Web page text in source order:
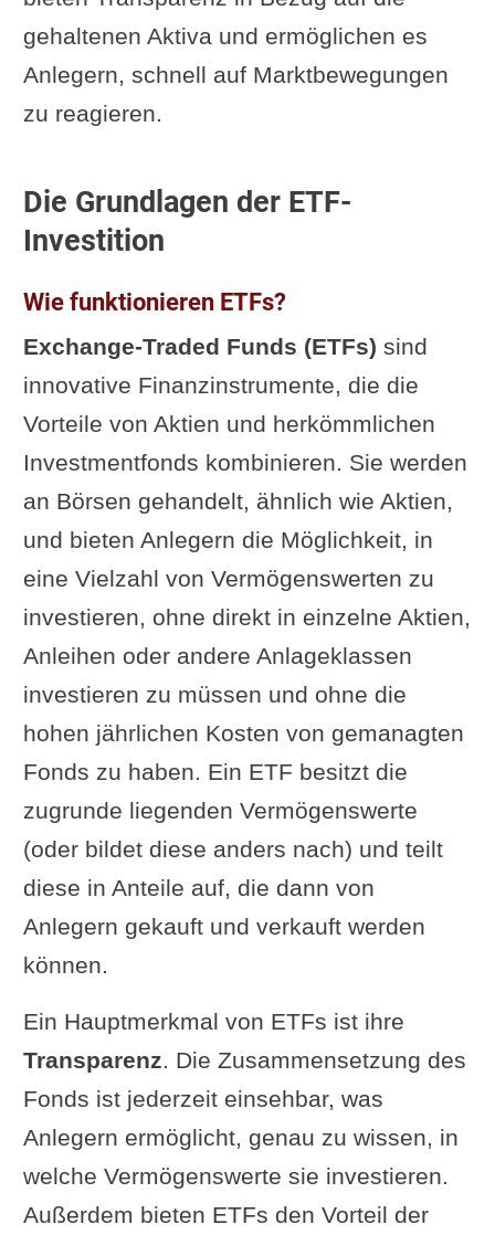
gehaltenen Aktiva und ermöglichen es
Anlegern, schnell auf Marktbewegungen
zu reagieren.
Die Grundlagen der ETF-
Investition
Wie funktionieren ETFs?
Exchange-Traded Funds (ETFs) sind
innovative Finanzinstrumente, die die
Vorteile von Aktien und herkömmlichen
Investmentfonds kombinieren. Sie werden
an Börsen gehandelt, ähnlich wie Aktien,
und bieten Anlegern die Möglichkeit, in
eine Vielzahl von Vermögenswerten zu
investieren, ohne direkt in einzelne Aktien,
Anleihen oder andere Anlageklassen
investieren zu müssen und ohne die
hohen jährlichen Kosten von gemanagten
Fonds zu haben. Ein ETF besitzt die
zugrunde liegenden Vermögenswerte
(oder bildet diese anders nach) und teilt
diese in Anteile auf, die dann von
Anlegern gekauft und verkauft werden
können.
Ein Hauptmerkmal von ETFs ist ihre
Transparenz. Die Zusammensetzung des
Fonds ist jederzeit einsehbar, was
Anlegern ermöglicht, genau zu wissen, in
welche Vermögenswerte sie investieren.
Außerdem bieten ETFs den Vorteil der